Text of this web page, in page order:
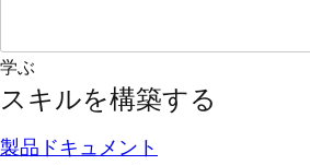
学ぶ
スキルを構築する
製品ドキュメント